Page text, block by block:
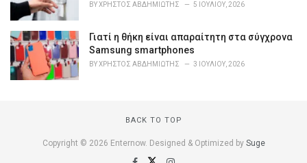
BYΧΡΉΣΤΟΣ ΑΒΔΗΜΙΏΤΗΣ 5 ΙΟΥΛΊΟΥ, 2026
Γιατί η θήκη είναι απαραίτητη στα σύγχρονα
Samsung smartphones
BYΧΡΉΣΤΟΣ ΑΒΔΗΜΙΏΤΗΣ 3 ΙΟΥΛΊΟΥ, 2026
BACK TO TOP
Copyright © 2026 Enternow. Designed & Optimized by Suge